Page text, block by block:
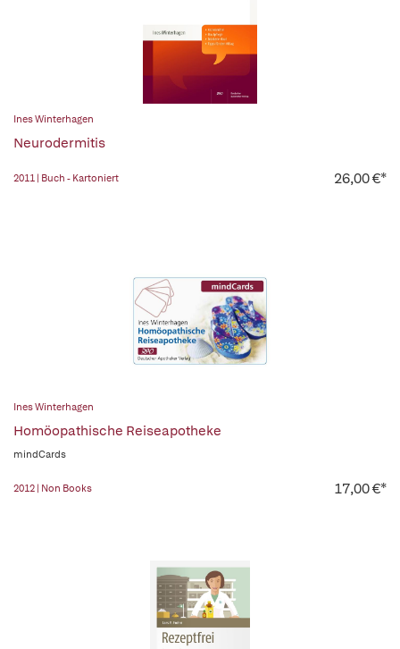
Ines Winterhagen
Neurodermitis
2011 | Buch - Kartoniert 26,00 €*
Ines Winterhagen
Homöopathische Reiseapotheke
mindCards
2012 | Non Books 17,00 €*